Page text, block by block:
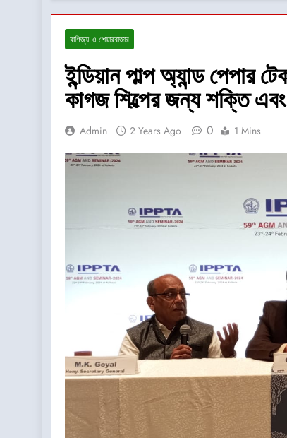
বাণিজ্য ও শেয়ারবাজার
ইন্ডিয়ান পাল্প অ্যান্ড
কাগজ শিল্পের জন্য শক্তি
Admin 2 Years Ago 0 1 Mins